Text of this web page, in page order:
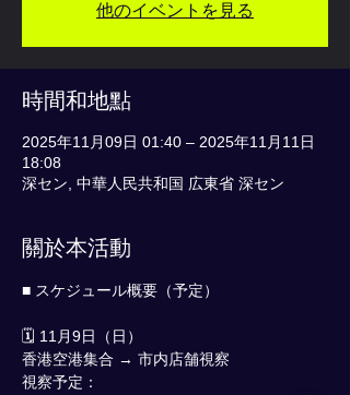
他のイベントを見る
時間和地點
2025年11月09日 01:40 – 2025年11月11日
18:08
深セン, 中華人民共和国 広東省 深セン
關於本活動
■ スケジュール概要（予定）
🗓 11月9日（日）
香港空港集合 → 市内店舗視察
視察予定：